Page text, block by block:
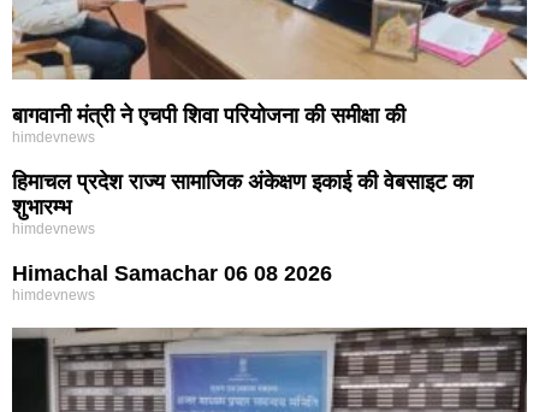
बागवानी मंत्री ने एचपी शिवा परियोजना की समीक्षा की
himdevnews
हिमाचल प्रदेश राज्य सामाजिक अंकेक्षण इकाई की वेबसाइट का
शुभारम्भ
himdevnews
Himachal Samachar 06 08 2026
himdevnews